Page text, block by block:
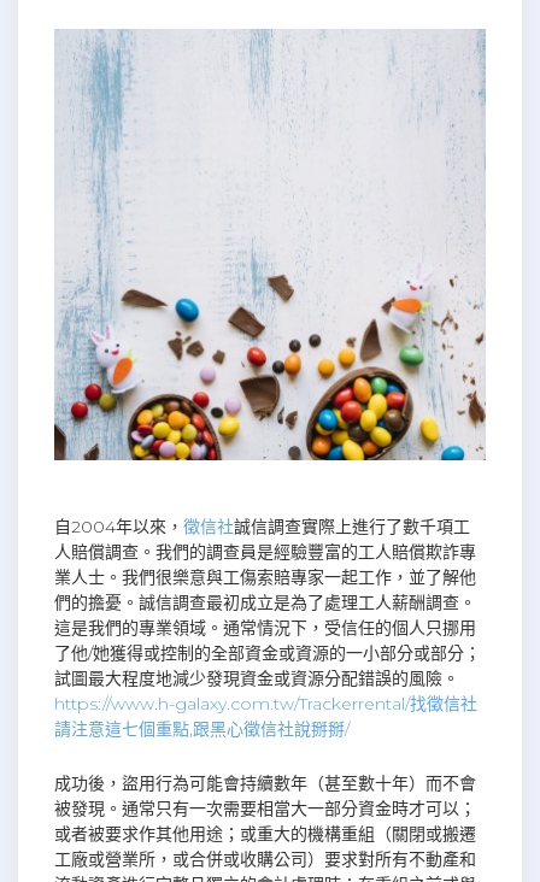
自2004年以來， 徵信社誠信調查實際上進行了數千項工
人賠償調查。我們的調查員是經驗豐富的工人賠償欺詐專
業人士。我們很樂意與工傷索賠專家一起工作，並了解他
們的擔憂。誠信調查最初成立是為了處理工人薪酬調查。
這是我們的專業領域。通常情況下，受信任的個人只挪用
了他/她獲得或控制的全部資金或資源的一小部分或部分；
試圖最大程度地減少發現資金或資源分配錯誤的風險。
https://www.h-galaxy.com.tw/Trackerrental/找徵信社
請注意這七個重點,跟黑心徵信社說掰掰/
成功後，盜用行為可能會持續數年（甚至數十年）而不會
被發現。通常只有一次需要相當大一部分資金時才可以；
或者被要求作其他用途；或重大的機構重組（關閉或搬遷
工廠或營業所，或合併或收購公司）要求對所有不動產和